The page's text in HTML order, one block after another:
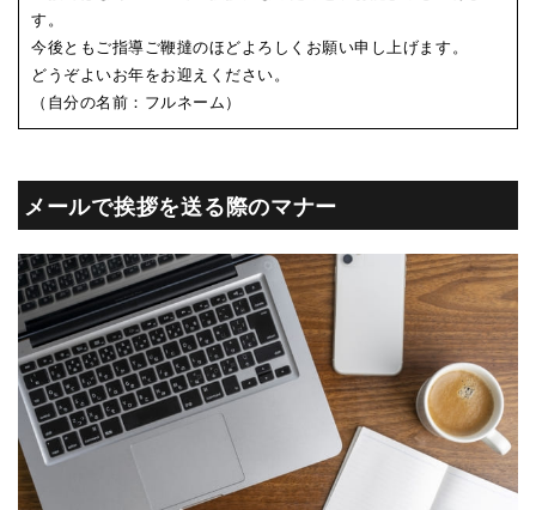
す。
今後ともご指導ご鞭撻のほどよろしくお願い申し上げます。
どうぞよいお年をお迎えください。
（自分の名前：フルネーム）
メールで挨拶を送る際のマナー